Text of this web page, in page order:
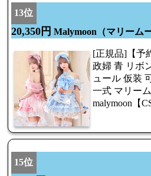
13位
20,350円 Malymoon（マリーム
[正規品]【予
政婦 青 リボ
ュール 仮装
一式 マリー
malymoon【
15位